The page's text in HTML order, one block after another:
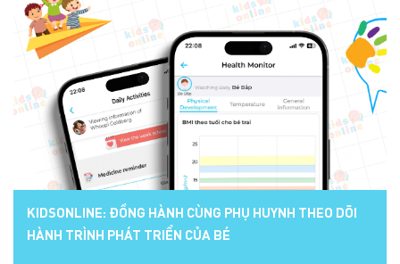
KIDSONLINE: ĐỒNG HÀNH CÙNG PHỤ HUYNH THEO DÕI
HÀNH TRÌNH PHÁT TRIỂN CỦA BÉ